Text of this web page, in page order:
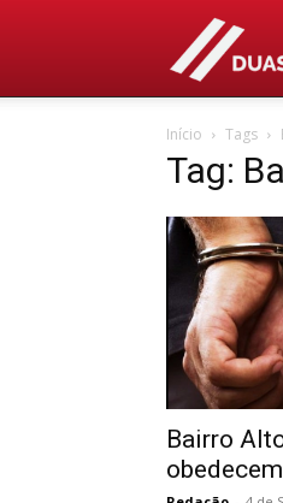
Início Tags
Tag:
Bairro